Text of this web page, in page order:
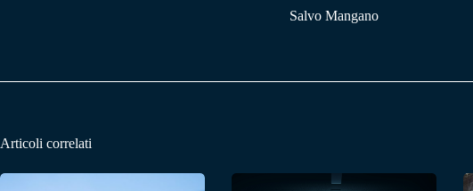
Salvo Mangano
Articoli correlati